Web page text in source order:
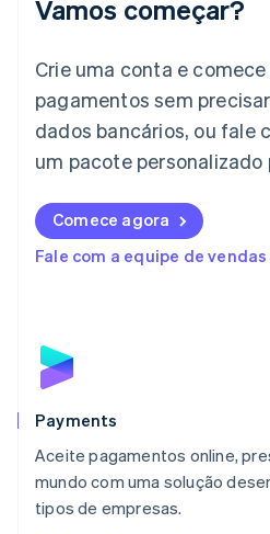
Vamos começar?
Crie uma conta e
pagamentos sem
dados bancários, ou fale
um pacote personalizado
Comece agora
Fale com a equipe de vendas
Payments
Aceite pagamentos online,
mundo com uma solução
tipos de empresas.
English
Italiano English
日本語English
Letônia
Liechtenstein
Lituânia
English
Luxemburgo
Malta
English
EspañolEnglish
English
Nova Zelândia
English